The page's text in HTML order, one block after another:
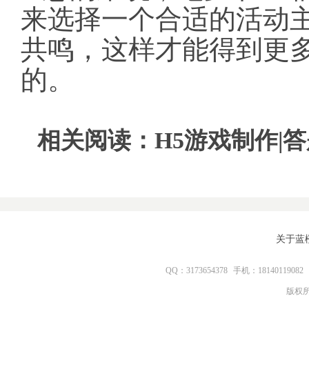
来选择一个合适的活动
共鸣，这样才能得到更
的。
相关阅读： H5游戏制作|
关于蓝
QQ：3173654378 手机：18140119082
版权